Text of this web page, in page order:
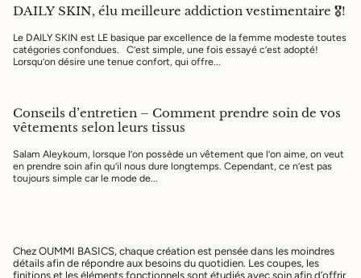
DAILY SKIN, élu meilleure addiction vestimentaire 🎖️!
Le DAILY SKIN est LE basique par excellence de la femme modeste toutes
catégories confondues. C’est simple, une fois essayé c’est adopté!
Lorsqu’on désire une tenue confort, qui offre...
Conseils d’entretien – Comment prendre soin de vos
vêtements selon leurs tissus
Salam Aleykoum, lorsque l’on possède un vêtement que l’on aime, on veut
en prendre soin afin qu’il nous dure longtemps. Cependant, ce n’est pas
toujours simple car le mode de...
Chez OUMMI BASICS, chaque création est pensée dans les moindres
détails afin de répondre aux besoins du quotidien. Les coupes, les
finitions et les éléments fonctionnels sont étudiés avec soin afin d’offrir